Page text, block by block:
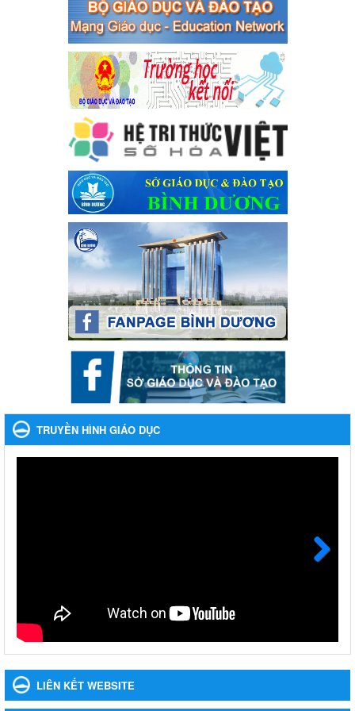
bạc và đánh bạc
Ngày ban hành: 04/03/2024
Kế hoạch Tổ chức Hội trại truyền thống học sinh thị xã Bến
Cát Lần thứ VIII, năm học 2023-2024
Kế hoạch Tổ chức Hội trại truyền thống học sinh thị xã Bến Cát
Lần thứ VIII, năm học 2023-2024
Ngày ban hành: 28/12/2023
Phối hợp rà soát nhu cầu tiêm vắc xin phòng Covid 19
Phối hợp rà soát nhu cầu tiêm vắc xin phòng Covid 19
Ngày ban hành: 22/11/2023
Phát động, triển khai Cuộc thi " An toàn giao thông cho nụ
cười ngày mai" dành cho học sinh và giáo viên trung học
năm học 2023-2024
Phát động, triển khai Cuộc thi " An toàn giao thông cho nụ cười
ngày mai" dành cho học sinh và giáo viên trung học năm học
Ngày ban hành: 22/11/2023
Nhắc nhỡ thực hiện thanh toán không dùng tiền mặt các
khoản thu trong nhà trường năm học 2023-2024 và các năm
Nhắc nhỡ thực hiện thanh toán không dùng tiền mặt các khoản
thu trong nhà trường năm học 2023-2024 và các năm tiếp theo
Ngày ban hành: 27/09/2023
bổng, hỗ trợ của Chương trình "Tiếp sức đến trường" năm
Ngày ban hành: 22/08/2023
Triển khai Kế hoạch Triển khai các hoạt động hưởng ứng
phong trào vệ sinh yêu nước nâng cao sức khỏe nhân dân
năm 2023
TRUYỀN HÌNH GIÁO DỤC
LIÊN KẾT WEBSITE